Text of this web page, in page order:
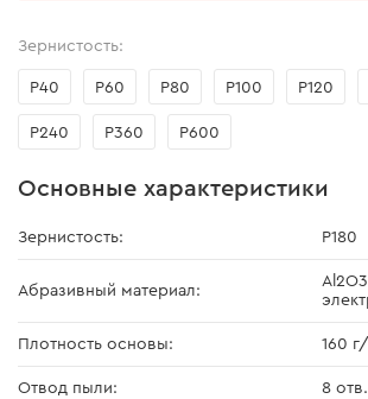
Зернистость:
Р40 Р60 Р80 Р100 Р120
Р240 Р360 Р600
Основные характеристики
Зернистость: Р180
Абразивный материал:
Плотность основы: 160
Отвод пыли: 8 отв.